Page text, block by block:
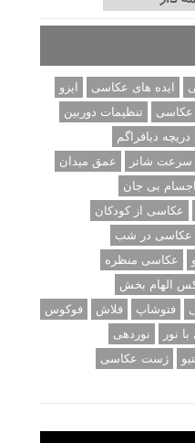
ایده های عکاسی
ایزو
عکاسی
تنظیمات دوربین
دریچه دیافراگم
سرعت شاتر
عمق میدان
بی جان
عکاسی از کودکان
عکاسی در شب
عکاسی منظره
الهام بخش
فتوشاپ فلاش
فوکوس
نور
نوردهی
ژست عکاسی